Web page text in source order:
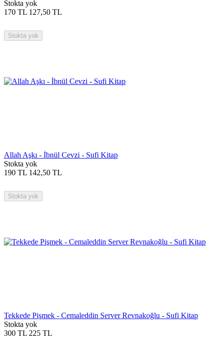
Stokta yok
170 TL 127,50 TL
Stokta yok
Allah Aşkı - İbnül Cevzi - Sufi Kitap
Stokta yok
190 TL 142,50 TL
Stokta yok
Tekkede Pişmek - Cemaleddin Server Revnakoğlu - Sufi Kitap
Stokta yok
300 TL 225 TL